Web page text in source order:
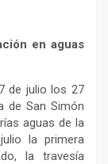
en aguas
de julio los 27
de San Simón
aguas de la
la primera
la travesía